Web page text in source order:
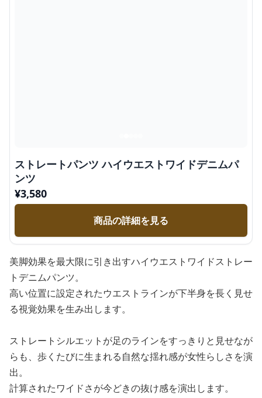
ストレートパンツ ハイウエストワイドデニムパ
ンツ
¥3,580
商品の詳細を見る
美脚効果を最大限に引き出すハイウエストワイドストレー
トデニムパンツ。
高い位置に設定されたウエストラインが下半身を長く見せ
る視覚効果を生み出します。
ストレートシルエットが足のラインをすっきりと見せなが
らも、歩くたびに生まれる自然な揺れ感が女性らしさを演
出。
計算されたワイドさが今どきの抜け感を演出します。